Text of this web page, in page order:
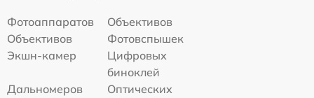
Фотоаппаратов
Объективов
Объективов
Фотовспышек
Экшн-камер
Цифровых
биноклей
Дальномеров
Оптических